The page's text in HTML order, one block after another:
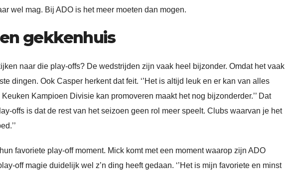
wel mag. Bij ADO is het meer moeten dan mogen.
gekkenhuis
naar die play-offs? De wedstrijden zijn vaak heel bijzonder. Omdat het vaak
dingen. Ook Casper herkent dat feit. ‘’Het is altijd leuk en er kan van alles
Kampioen Divisie kan promoveren maakt het nog bijzonderder.’’ Dat
offs is dat de rest van het seizoen geen rol meer speelt. Clubs waarvan je het
favoriete play-off moment. Mick komt met een moment waarop zijn ADO
off magie duidelijk wel z’n ding heeft gedaan. ‘’Het is mijn favoriete en minst